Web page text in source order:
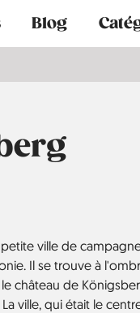
Blog
ville de
Il se trouve à
château de
La ville, qui était le